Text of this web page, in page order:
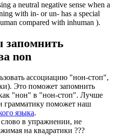
a neutral negative sense when a
with in- or un- has a special
compared with inhuman ).
запомнить
non
ассоциацию "нон-стоп",
Это поможет запомнить
"нон" в "нон-стоп". Лучше
грамматику поможет наш
языка.
в упражнении, не
на квадратики ???